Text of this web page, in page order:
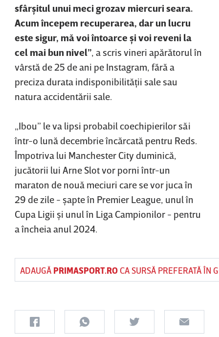
sfârşitul unui meci grozav miercuri seara.
Acum începem recuperarea, dar un lucru
este sigur, mă voi întoarce şi voi reveni la
cel mai bun nivel”, a scris vineri apărătorul în
vârstă de 25 de ani pe Instagram, fără a
preciza durata indisponibilităţii sale sau
natura accidentării sale.
„Ibou” le va lipsi probabil coechipierilor săi
într-o lună decembrie încărcată pentru Reds.
Împotriva lui Manchester City duminică,
jucătorii lui Arne Slot vor porni într-un
maraton de nouă meciuri care se vor juca în
29 de zile - şapte în Premier League, unul în
Cupa Ligii şi unul în Liga Campionilor - pentru
a încheia anul 2024.
ADAUGĂ PRIMASPORT.ROCA SURSĂ PREFERATĂ ÎN